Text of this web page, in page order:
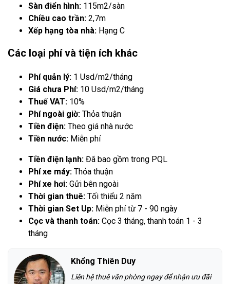
Sàn điển hình: 115m2/sàn
Chiều cao trần: 2,7m
Xếp hạng tòa nhà: Hạng C
Các loại phí và tiện ích khác
Phí quản lý: 1 Usd/m2/tháng
Giá chưa Phí: 10 Usd/m2/tháng
Thuế VAT: 10%
Phí ngoài giờ: Thỏa thuận
Tiền điện: Theo giá nhà nước
Tiền nước: Miễn phí
Tiền điện lạnh: Đã bao gồm trong PQL
Phí xe máy: Thỏa thuận
Phí xe hơi: Gửi bên ngoài
Thời gian thuê: Tối thiểu 2 năm
Thời gian Set Up: Miễn phí từ 7 - 90 ngày
Cọc và thanh toán: Cọc 3 tháng, thanh toán 1 - 3
tháng
Khổng Thiên Duy
Liên hệ thuê văn phòng ngay để nhận ưu đãi